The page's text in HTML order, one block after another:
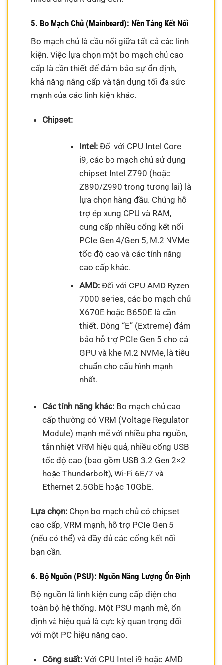
5. Bo Mạch Chủ (Mainboard): Nền Tảng Kết Nối
Bo mạch chủ là cầu nối giữa tất cả các linh
kiện. Việc lựa chọn một bo mạch chủ cao
cấp là cần thiết để đảm bảo sự ổn định,
khả năng nâng cấp và tận dụng tối đa sức
mạnh của các linh kiện khác.
Chipset:
Intel:Đối với CPU Intel Core
i9, các bo mạch chủ sử dụng
chipset Intel Z790 (hoặc
Z890/Z990 trong tương lai) là
lựa chọn hàng đầu. Chúng hỗ
trợ ép xung CPU và RAM,
cung cấp nhiều cổng kết nối
PCIe Gen 4/Gen 5, M.2 NVMe
tốc độ cao và các tính năng
cao cấp khác.
AMD:Đối với CPU AMD Ryzen
7000 series, các bo mạch chủ
X670E hoặc B650E là cần
thiết. Dòng “E” (Extreme) đảm
bảo hỗ trợ PCIe Gen 5 cho cả
GPU và khe M.2 NVMe, là tiêu
chuẩn cho cấu hình mạnh
nhất.
Các tính năng khác:Bo mạch chủ cao
cấp thường có VRM (Voltage Regulator
Module) mạnh mẽ với nhiều pha nguồn,
tản nhiệt VRM hiệu quả, nhiều cổng USB
tốc độ cao (bao gồm USB 3.2 Gen 2×2
hoặc Thunderbolt), Wi-Fi 6E/7 và
Ethernet 2.5GbE hoặc 10GbE.
Lựa chọn: Chọn bo mạch chủ có chipset
cao cấp, VRM mạnh, hỗ trợ PCIe Gen 5
(nếu có thể) và đầy đủ các cổng kết nối
bạn cần.
6. Bộ Nguồn (PSU): Nguồn Năng Lượng Ổn Định
Bộ nguồn là linh kiện cung cấp điện cho
toàn bộ hệ thống. Một PSU mạnh mẽ, ổn
định và hiệu quả là cực kỳ quan trọng đối
với một PC hiệu năng cao.
Công suất:Với CPU Intel i9 hoặc AMD